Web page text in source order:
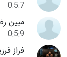
0:5:7
مبین
0:5:9
فراز